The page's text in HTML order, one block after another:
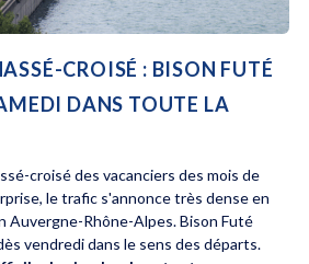
CROISÉ : BISON FUTÉ
DANS TOUTE LA
croisé des vacanciers des mois de
le trafic s'annonce très dense en
Auvergne-Rhône-Alpes. Bison Futé
vendredi dans le sens des départs.